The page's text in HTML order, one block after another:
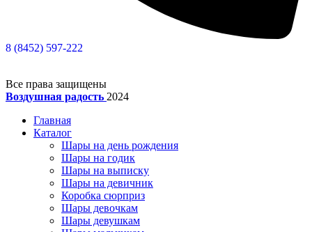
8 (8452) 597-222
Все права защищены
Воздушная радость 2024
Главная
Каталог
Шары на день рождения
Шары на годик
Шары на выписку
Шары на девичник
Коробка сюрприз
Шары девочкам
Шары девушкам